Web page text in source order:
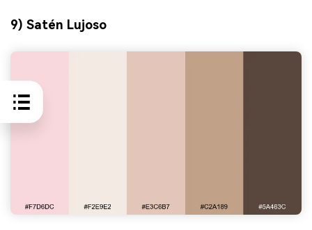
9) Satén Lujoso